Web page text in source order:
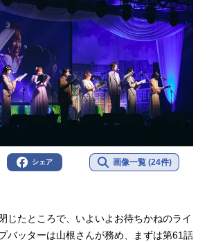
シェア 画像一覧 (24件)
じたところで、いよいよお待ちかねのライ
バッターは山根さんが務め、まずは第61話